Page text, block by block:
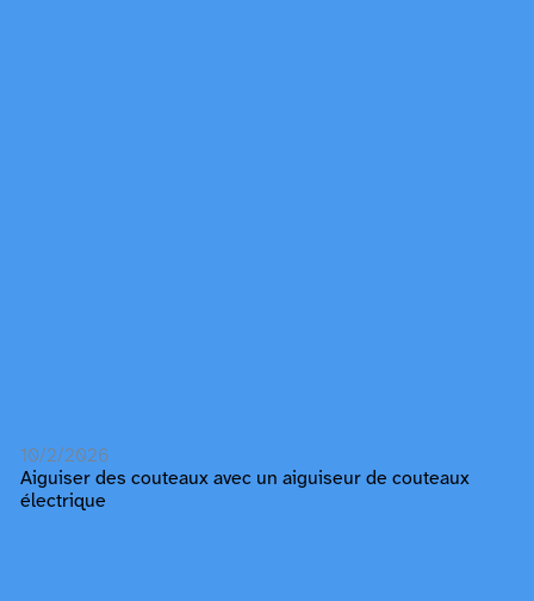
10/2/2026
Aiguiser des couteaux avec un aiguiseur de couteaux
électrique